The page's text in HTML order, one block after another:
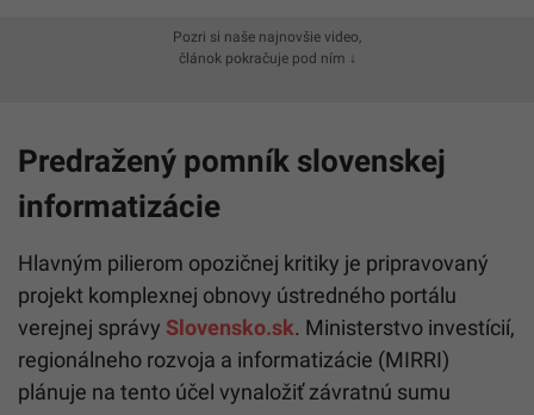
Pozri si naše najnovšie video,
článok pokračuje pod ním ↓